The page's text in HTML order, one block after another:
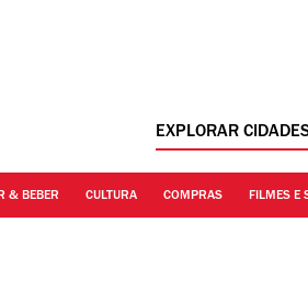
EXPLORAR
& BEBER CULTURA COMPRAS FILMES E